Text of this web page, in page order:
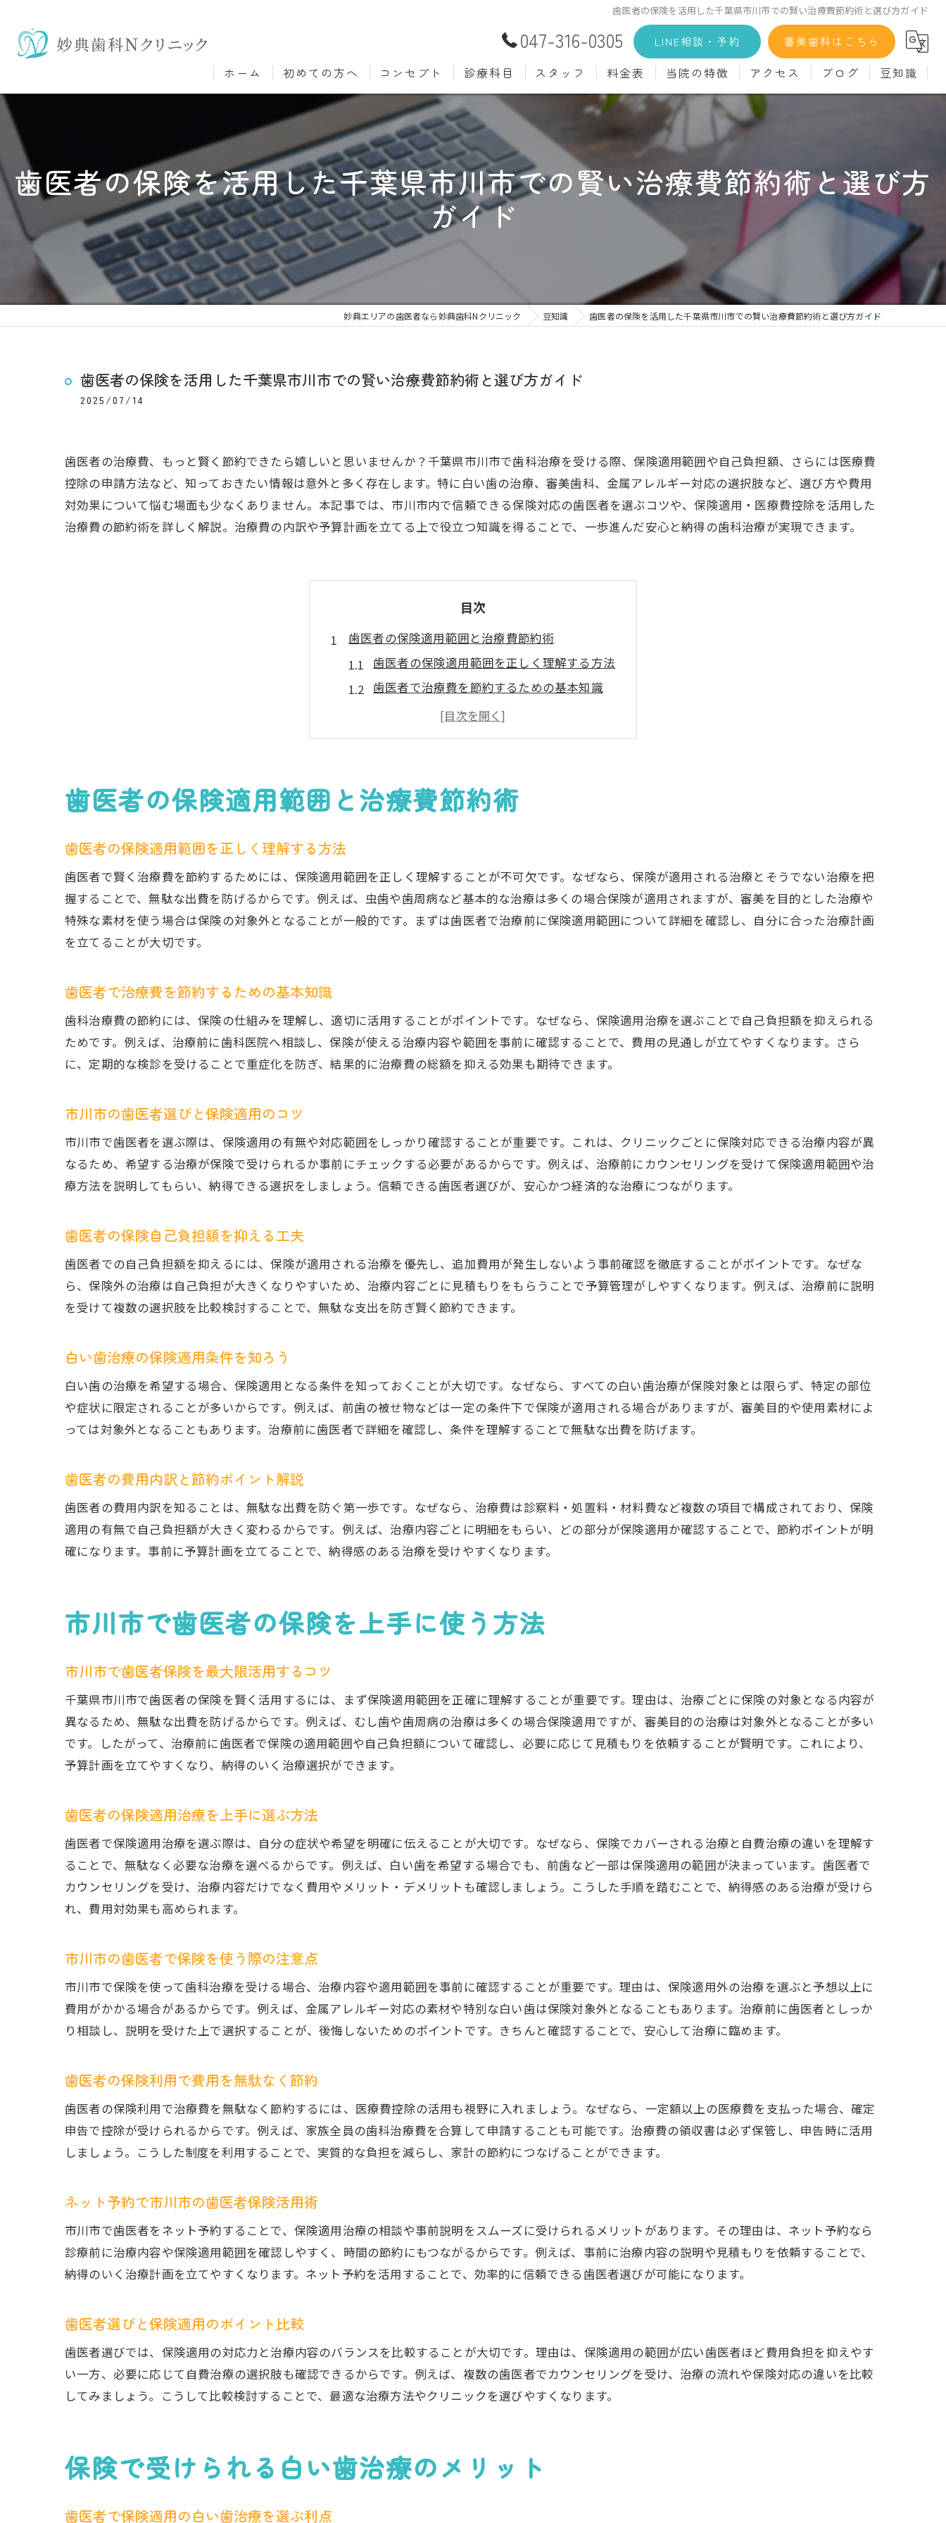
歯医者の保険を活用した千葉県市川市での賢い治療費節約術と選び方ガイド
047-316-0305 LINE相談・予約 審美歯科はこちら
ホーム 初めての方へ コンセプト 診療科目
むし歯治療 予防歯科
小児歯科 入れ歯(義歯)
口腔外科 歯周病治療
ホワイトニング
親知らず
大人の矯正 子どもの矯正
スタッフ 料金表
材料詳細
自費診療料金
当院の特徴
マウスピース矯正
インプラント
セラミック
施設基準
アクセス ブログ 豆知識
歯医者の保険を活用した千葉県市川市での賢い治療費節約術と選び方
ガイド
妙典エリアの歯医者なら妙典歯科Nクリニック 豆知識 歯医者の保険を活用した千葉県市川市での賢い治療費節約術と選び方ガイド
歯医者の保険を活用した千葉県市川市での賢い治療費節約術と選び方ガイド
2025/07/14
歯医者の治療費、もっと賢く節約できたら嬉しいと思いませんか？千葉県市川市で歯科治療を受ける際、保険適用範囲や自己負担額、さらには医療費
控除の申請方法など、知っておきたい情報は意外と多く存在します。特に白い歯の治療、審美歯科、金属アレルギー対応の選択肢など、選び方や費用
対効果について悩む場面も少なくありません。本記事では、市川市内で信頼できる保険対応の歯医者を選ぶコツや、保険適用・医療費控除を活用した
治療費の節約術を詳しく解説。治療費の内訳や予算計画を立てる上で役立つ知識を得ることで、一歩進んだ安心と納得の歯科治療が実現できます。
目次
歯医者の保険適用範囲と治療費節約術
歯医者の保険適用範囲を正しく理解する方法
歯医者で治療費を節約するための基本知識
市川市の歯医者選びと保険適用のコツ
歯医者の保険自己負担額を抑える工夫
歯医者の費用内訳と節約ポイント解説
市川市で歯医者の保険を上手に使う方法
市川市の歯医者で保険を使う際の注意点
歯医者の保険利用で費用を無駄なく節約
白い歯治療の保険メリット徹底解説
歯医者の保険白い歯治療の満足度とは
歯医者の保険適用と医療費控除のコツ
歯医者の保険適用で医療費控除を活用
歯医者治療費の領収書管理が節税に直結
保険と医療費控除を併用する最適な方法
控除に役立つ歯医者の費用内訳の把握法
口コミで見る歯医者保険対応の選び方
保険対応歯医者の診療内容を比較検討
市川市の歯医者ネット予約で賢く選択
治療費の自己負担を抑える歯医者活用法
歯医者の自己負担を減らす保険活用術
保険適用で治療費を賢く抑える秘訣
白い歯治療と保険で費用対効果を高める
市川市の歯医者で保険重視の選び方
口コミで探す市川市保険対応歯医者
ネット予約可能な市川市の歯医者一覧
保険適用の審美歯科も選べる歯医者探し
白い歯治療の保険適用とデメリット解説
歯医者で白い歯治療が保険適用となる条件
保険適用の白い歯治療デメリット総まとめ
銀歯から白い歯へ保険で変更する注意点
歯医者の保険適用範囲と治療費節約術
歯医者の保険適用範囲を正しく理解する方法
歯医者で賢く治療費を節約するためには、保険適用範囲を正しく理解することが不可欠です。なぜなら、保険が適用される治療とそうでない治療を把
握することで、無駄な出費を防げるからです。例えば、虫歯や歯周病など基本的な治療は多くの場合保険が適用されますが、審美を目的とした治療や
特殊な素材を使う場合は保険の対象外となることが一般的です。まずは歯医者で治療前に保険適用範囲について詳細を確認し、自分に合った治療計画
を立てることが大切です。
歯医者で治療費を節約するための基本知識
歯科治療費の節約には、保険の仕組みを理解し、適切に活用することがポイントです。なぜなら、保険適用治療を選ぶことで自己負担額を抑えられる
ためです。例えば、治療前に歯科医院へ相談し、保険が使える治療内容や範囲を事前に確認することで、費用の見通しが立てやすくなります。さら
に、定期的な検診を受けることで重症化を防ぎ、結果的に治療費の総額を抑える効果も期待できます。
市川市の歯医者選びと保険適用のコツ
市川市で歯医者を選ぶ際は、保険適用の有無や対応範囲をしっかり確認することが重要です。これは、クリニックごとに保険対応できる治療内容が異
なるため、希望する治療が保険で受けられるか事前にチェックする必要があるからです。例えば、治療前にカウンセリングを受けて保険適用範囲や治
療方法を説明してもらい、納得できる選択をしましょう。信頼できる歯医者選びが、安心かつ経済的な治療につながります。
歯医者の保険自己負担額を抑える工夫
歯医者での自己負担額を抑えるには、保険が適用される治療を優先し、追加費用が発生しないよう事前確認を徹底することがポイントです。なぜな
ら、保険外の治療は自己負担が大きくなりやすいため、治療内容ごとに見積もりをもらうことで予算管理がしやすくなります。例えば、治療前に説明
を受けて複数の選択肢を比較検討することで、無駄な支出を防ぎ賢く節約できます。
白い歯治療の保険適用条件を知ろう
白い歯の治療を希望する場合、保険適用となる条件を知っておくことが大切です。なぜなら、すべての白い歯治療が保険対象とは限らず、特定の部位
や症状に限定されることが多いからです。例えば、前歯の被せ物などは一定の条件下で保険が適用される場合がありますが、審美目的や使用素材によ
っては対象外となることもあります。治療前に歯医者で詳細を確認し、条件を理解することで無駄な出費を防げます。
歯医者の費用内訳と節約ポイント解説
歯医者の費用内訳を知ることは、無駄な出費を防ぐ第一歩です。なぜなら、治療費は診察料・処置料・材料費など複数の項目で構成されており、保険
適用の有無で自己負担額が大きく変わるからです。例えば、治療内容ごとに明細をもらい、どの部分が保険適用か確認することで、節約ポイントが明
確になります。事前に予算計画を立てることで、納得感のある治療を受けやすくなります。
市川市で歯医者の保険を上手に使う方法
市川市で歯医者保険を最大限活用するコツ
千葉県市川市で歯医者の保険を賢く活用するには、まず保険適用範囲を正確に理解することが重要です。理由は、治療ごとに保険の対象となる内容が
異なるため、無駄な出費を防げるからです。例えば、むし歯や歯周病の治療は多くの場合保険適用ですが、審美目的の治療は対象外となることが多い
です。したがって、治療前に歯医者で保険の適用範囲や自己負担額について確認し、必要に応じて見積もりを依頼することが賢明です。これにより、
予算計画を立てやすくなり、納得のいく治療選択ができます。
歯医者の保険適用治療を上手に選ぶ方法
歯医者で保険適用治療を選ぶ際は、自分の症状や希望を明確に伝えることが大切です。なぜなら、保険でカバーされる治療と自費治療の違いを理解す
ることで、無駄なく必要な治療を選べるからです。例えば、白い歯を希望する場合でも、前歯など一部は保険適用の範囲が決まっています。歯医者で
カウンセリングを受け、治療内容だけでなく費用やメリット・デメリットも確認しましょう。こうした手順を踏むことで、納得感のある治療が受けら
れ、費用対効果も高められます。
市川市の歯医者で保険を使う際の注意点
市川市で保険を使って歯科治療を受ける場合、治療内容や適用範囲を事前に確認することが重要です。理由は、保険適用外の治療を選ぶと予想以上に
費用がかかる場合があるからです。例えば、金属アレルギー対応の素材や特別な白い歯は保険対象外となることもあります。治療前に歯医者としっか
り相談し、説明を受けた上で選択することが、後悔しないためのポイントです。きちんと確認することで、安心して治療に臨めます。
歯医者の保険利用で費用を無駄なく節約
歯医者の保険利用で治療費を無駄なく節約するには、医療費控除の活用も視野に入れましょう。なぜなら、一定額以上の医療費を支払った場合、確定
申告で控除が受けられるからです。例えば、家族全員の歯科治療費を合算して申請することも可能です。治療費の領収書は必ず保管し、申告時に活用
しましょう。こうした制度を利用することで、実質的な負担を減らし、家計の節約につなげることができます。
ネット予約で市川市の歯医者保険活用術
市川市で歯医者をネット予約することで、保険適用治療の相談や事前説明をスムーズに受けられるメリットがあります。その理由は、ネット予約なら
診療前に治療内容や保険適用範囲を確認しやすく、時間の節約にもつながるからです。例えば、事前に治療内容の説明や見積もりを依頼することで、
納得のいく治療計画を立てやすくなります。ネット予約を活用することで、効率的に信頼できる歯医者選びが可能になります。
歯医者選びと保険適用のポイント比較
歯医者選びでは、保険適用の対応力と治療内容のバランスを比較することが大切です。理由は、保険適用の範囲が広い歯医者ほど費用負担を抑えやす
い一方、必要に応じて自費治療の選択肢も確認できるからです。例えば、複数の歯医者でカウンセリングを受け、治療の流れや保険対応の違いを比較
してみましょう。こうして比較検討することで、最適な治療方法やクリニックを選びやすくなります。
保険で受けられる白い歯治療のメリット
歯医者で保険適用の白い歯治療を選ぶ利点